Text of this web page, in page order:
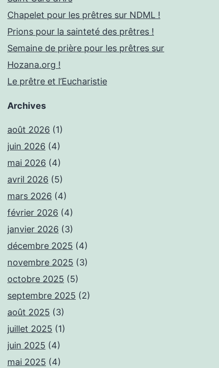
Chapelet pour les prêtres sur NDML !
Prions pour la sainteté des prêtres !
Semaine de prière pour les prêtres sur
Hozana.org !
Le prêtre et l’Eucharistie
Archives
août 2026 (1)
juin 2026 (4)
mai 2026 (4)
avril 2026 (5)
mars 2026 (4)
février 2026 (4)
janvier 2026 (3)
décembre 2025 (4)
novembre 2025 (3)
octobre 2025 (5)
septembre 2025 (2)
août 2025 (3)
juillet 2025 (1)
juin 2025 (4)
mai 2025 (4)